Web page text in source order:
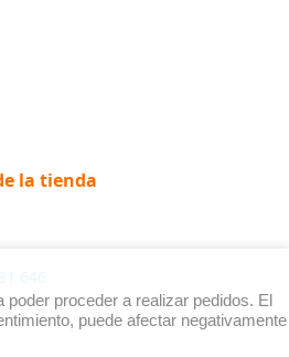
la tienda
proceder a realizar pedidos. El
puede afectar negativamente